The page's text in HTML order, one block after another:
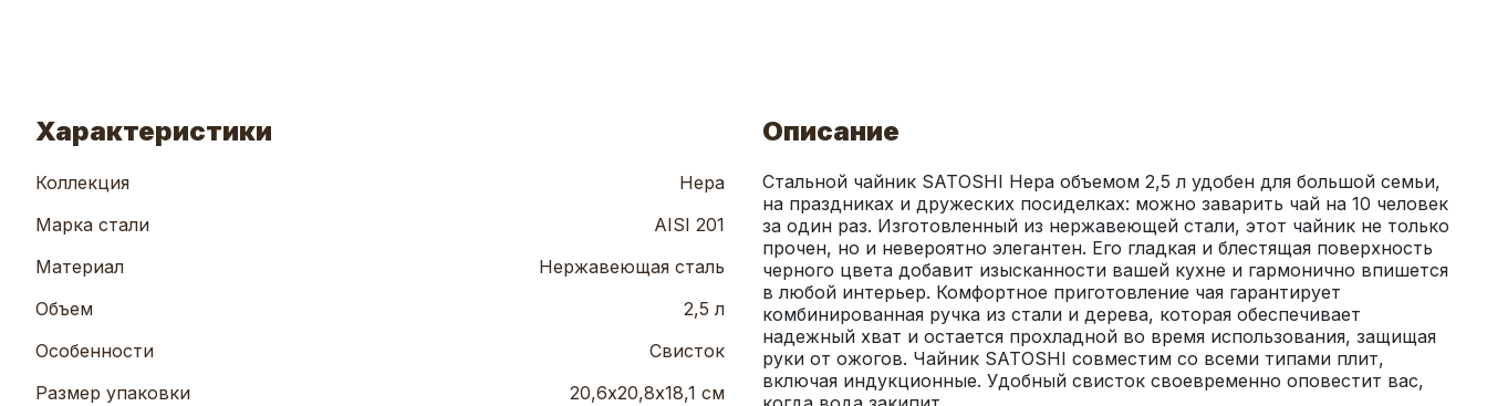
Характеристики
Коллекция
Нера
Марка стали
AISI 201
Материал
Нержавеющая сталь
Объем
2,5 л
Особенности
Свисток
Размер упаковки
20,6х20,8х18,1 см
Описание
Стальной чайник SATOSHI Нера объемом 2,5 л удобен для большой семьи,
на праздниках и дружеских посиделках: можно заварить чай на 10 человек
за один раз. Изготовленный из нержавеющей стали, этот чайник не только
прочен, но и невероятно элегантен. Его гладкая и блестящая поверхность
черного цвета добавит изысканности вашей кухне и гармонично впишется
в любой интерьер. Комфортное приготовление чая гарантирует
комбинированная ручка из стали и дерева, которая обеспечивает
надежный хват и остается прохладной во время использования, защищая
руки от ожогов. Чайник SATOSHI совместим со всеми типами плит,
включая индукционные. Удобный свисток своевременно оповестит вас,